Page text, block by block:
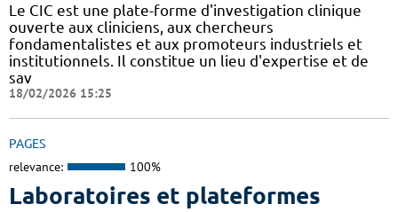
Le CIC est une plate-forme d'investigation clinique
ouverte aux cliniciens, aux chercheurs
fondamentalistes et aux promoteurs industriels et
institutionnels. Il constitue un lieu d'expertise et de
sav
18/02/2026 15:25
PAGES
relevance: 100%
Laboratoires et plateformes